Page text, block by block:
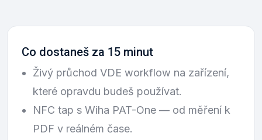
Co dostaneš za 15 minut
Živý průchod VDE workflow na zařízení,
které opravdu budeš používat.
NFC tap s Wiha PAT-One — od měření k
PDF v reálném čase.